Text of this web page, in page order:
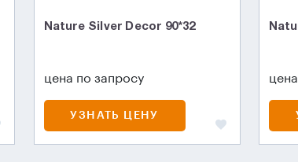
Nature Silver Decor 90*32
цена по запросу
УЗНАТЬ ЦЕНУ